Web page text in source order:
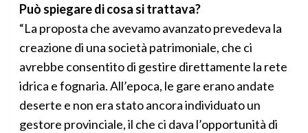
Può spiegare di cosa si trattava?
“La proposta che avevamo avanzato prevedeva la
creazione di una società patrimoniale, che ci
avrebbe consentito di gestire direttamente la rete
idrica e fognaria. All’epoca, le gare erano andate
deserte e non era stato ancora individuato un
gestore provinciale, il che ci dava l’opportunità di